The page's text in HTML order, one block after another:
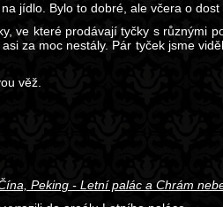
jídlo. Bylo to dobré, ale včera o
ve které prodávají tyčky s různými
za moc nestály. Pár tyček jsme
věž.
Peking - Letní palác a Chrám